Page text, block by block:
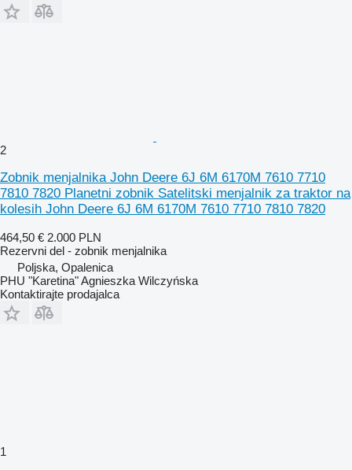
2
Zobnik menjalnika John Deere 6J 6M 6170M 7610 7710
7810 7820 Planetni zobnik Satelitski menjalnik za traktor na
kolesih John Deere 6J 6M 6170M 7610 7710 7810 7820
464,50 € 2.000 PLN
Rezervni del - zobnik menjalnika
Poljska, Opalenica
PHU "Karetina" Agnieszka Wilczyńska
Kontaktirajte prodajalca
1